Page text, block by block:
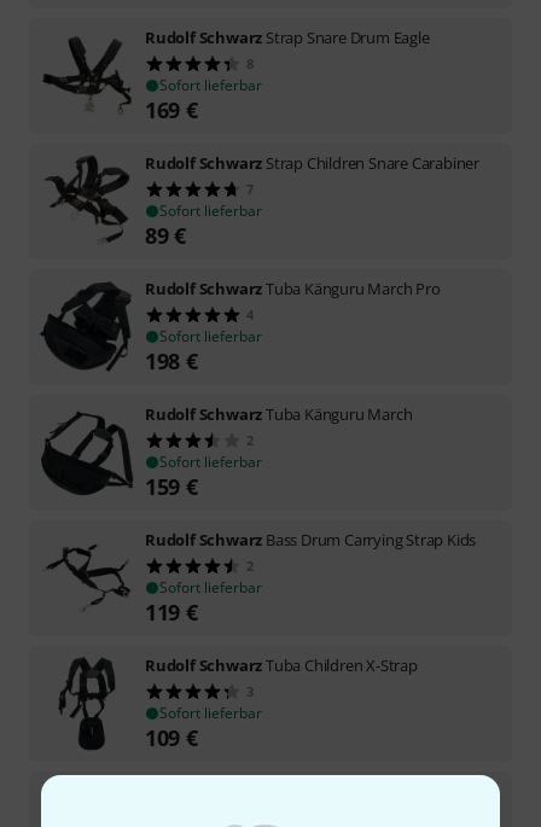
Rudolf Schwarz Strap Snare Drum Eagle
8
Sofort lieferbar
169 €
Rudolf Schwarz Strap Children Snare Carabiner
7
Sofort lieferbar
89€
Rudolf SchwarzTuba Känguru March Pro
4
Sofort lieferbar
198 €
Rudolf SchwarzTuba Känguru March
2
Sofort lieferbar
159 €
Rudolf Schwarz Bass Drum Carrying Strap Kids
2
Sofort lieferbar
119 €
Rudolf SchwarzTuba Children X-Strap
3
Sofort lieferbar
109 €